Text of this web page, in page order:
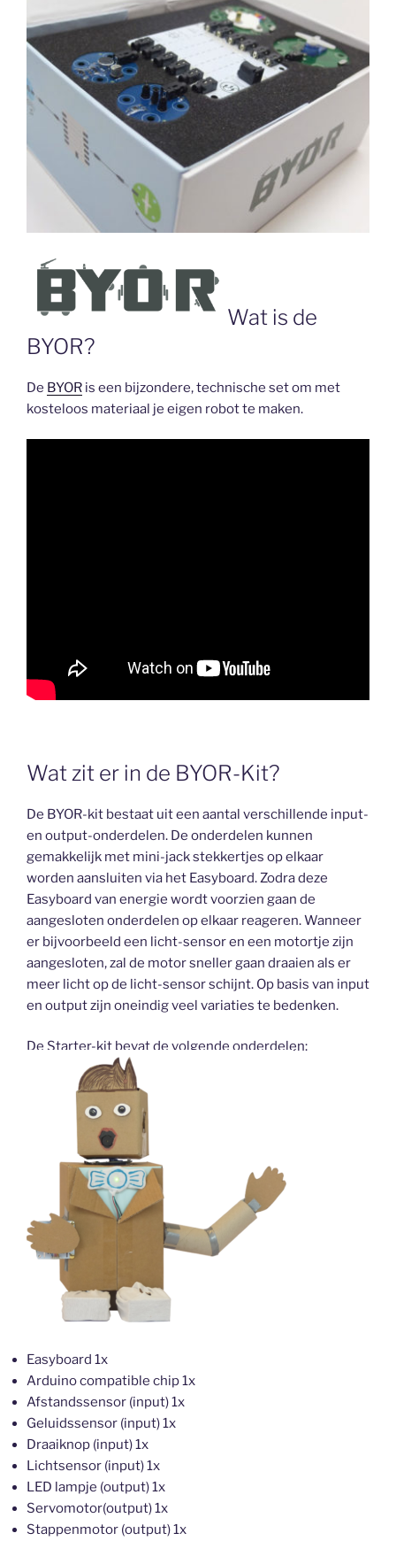
Wat is de
BYOR?
De BYOR is een bijzondere, technische set om met
kosteloos materiaal je eigen robot te maken.
Wat zit er in de BYOR-Kit?
De BYOR-kit bestaat uit een aantal verschillende input-
en output-onderdelen. De onderdelen kunnen
gemakkelijk met mini-jack stekkertjes op elkaar
worden aansluiten via het Easyboard. Zodra deze
Easyboard van energie wordt voorzien gaan de
aangesloten onderdelen op elkaar reageren. Wanneer
er bijvoorbeeld een licht-sensor en een motortje zijn
aangesloten, zal de motor sneller gaan draaien als er
meer licht op de licht-sensor schijnt. Op basis van input
en output zijn oneindig veel variaties te bedenken.
De Starter-kit bevat de volgende onderdelen:
Easyboard 1x
Arduino compatible chip 1x
Afstandssensor (input) 1x
Geluidssensor (input) 1x
Draaiknop (input) 1x
Lichtsensor (input) 1x
LED lampje (output) 1x
Servomotor(output) 1x
Stappenmotor (output) 1x